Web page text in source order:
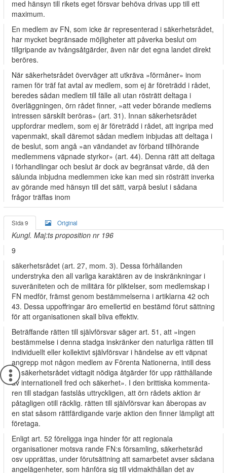
med hänsyn till rikets eget försvar behöva drivas upp till ett
maximum.
En medlem av FN, som icke är representerad i säkerhetsrådet,
har mycket begränsade möjligheter att påverka beslut om
tillgripande av tvångsåtgärder, även när det egna landet direkt
beröres.
När säkerhetsrådet överväger att utkräva »förmåner» inom
ramen för träf­ fat avtal av medlem, som ej är företrädd i rådet,
beredes sådan medlem till­ fälle ali utan rösträtt deltaga i
överläggningen, örn rådet finner, »att veder­ börande medlems
intressen särskilt beröras» (art. 31). Innan säkerhetsrådet
uppfordrar medlem, som ej är företrädd i rådet, att ingripa med
vapenmakt, skall däremot sådan medlem inbjudas att deltaga i
de beslut, som angå »an­ vändandet av förband tillhörande
medlemmens väpnade styrkor» (art. 44). Denna rätt att deltaga
i förhandlingar och beslut är dock av begränsat värde, då den
sålunda inbjudna medlemmen icke kan med sin rösträtt inverka
av­ görande med hänsyn till det sätt, varpå beslut i sådana
frågor träffas inom
Sida 9 Original
Kungl. Maj:ts proposition nr 196
9
säkerhetsrådet (art. 27, mom. 3). Dessa förhållanden
understryka den all­ varliga karaktären av de inskränkningar i
suveräniteten och de militära för­ pliktelser, som medlemskap i
FN medför, främst genom bestämmelserna i artiklarna 42 och
43. Dessa uppoffringar äro emellertid en bestämd förut­ sättning
för att organisationen skall bliva effektiv.
Beträffande rätten till självförsvar säger art. 51, att »ingen
bestämmelse i denna stadga inskränker den naturliga rätten till
individuellt eller kollektivt självförsvar i händelse av ett väpnat
angrepp mot någon medlem av Förenta Nationerna, intill dess
alt säkerhetsrådet vidtagit nödiga åtgärder för upp­ rätthållande
av internationell fred och säkerhet». I den brittiska kommenta­
ren till stadgan fastslås uttryckligen, att örn rådets aktion är
påtagligen otill­ räcklig. rätten till självförsvar kan åberopas av
en stat såsom rättfärdigande varje aktion den finner lämpligt att
företaga.
Enligt art. 52 föreligga inga hinder för att regionala
organisationer motsva­ rande FN:s församling, säkerhetsråd
osv upprättas, under förutsättning att samarbetet avser sådana
angelägenheter, som hänföra sig till vidmakthållan­ det av